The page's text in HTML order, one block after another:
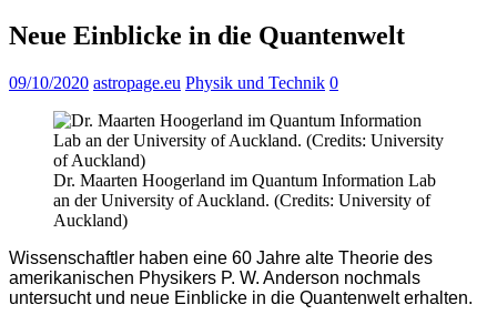
Neue Einblicke in die Quantenwelt
09/10/2020 astropage.eu Physik und Technik 0
Dr. Maarten Hoogerland im Quantum Information Lab
an der University of Auckland. (Credits: University of
Auckland)
Wissenschaftler haben eine 60 Jahre alte Theorie des
amerikanischen Physikers P. W. Anderson nochmals
untersucht und neue Einblicke in die Quantenwelt erhalten.